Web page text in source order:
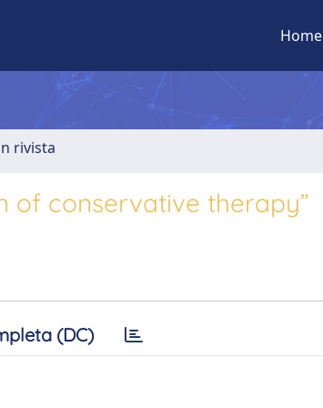
Home
rivista
of conservative therapy”
(DC)